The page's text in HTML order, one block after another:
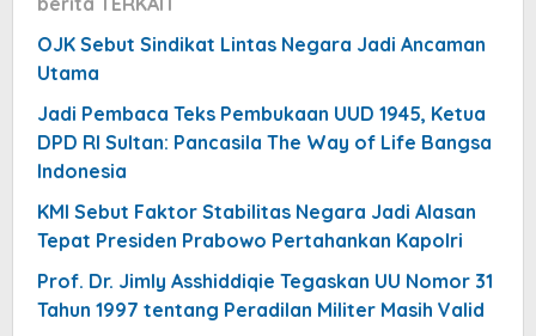
OJK Sebut Sindikat Lintas Negara Jadi Ancaman
Utama
Jadi Pembaca Teks Pembukaan UUD 1945, Ketua
DPD RI Sultan: Pancasila The Way of Life Bangsa
Indonesia
KMI Sebut Faktor Stabilitas Negara Jadi Alasan
Tepat Presiden Prabowo Pertahankan Kapolri
Prof. Dr. Jimly Asshiddiqie Tegaskan UU Nomor 31
Tahun 1997 tentang Peradilan Militer Masih Valid